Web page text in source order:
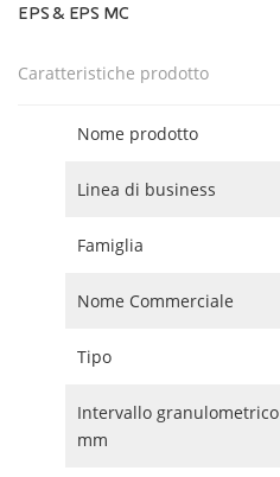
EPS & EPS MC
Caratteristiche prodotto
Nome prodotto
Linea di business
Famiglia
Nome Commerciale
Tipo
Intervallo granulometrico
mm